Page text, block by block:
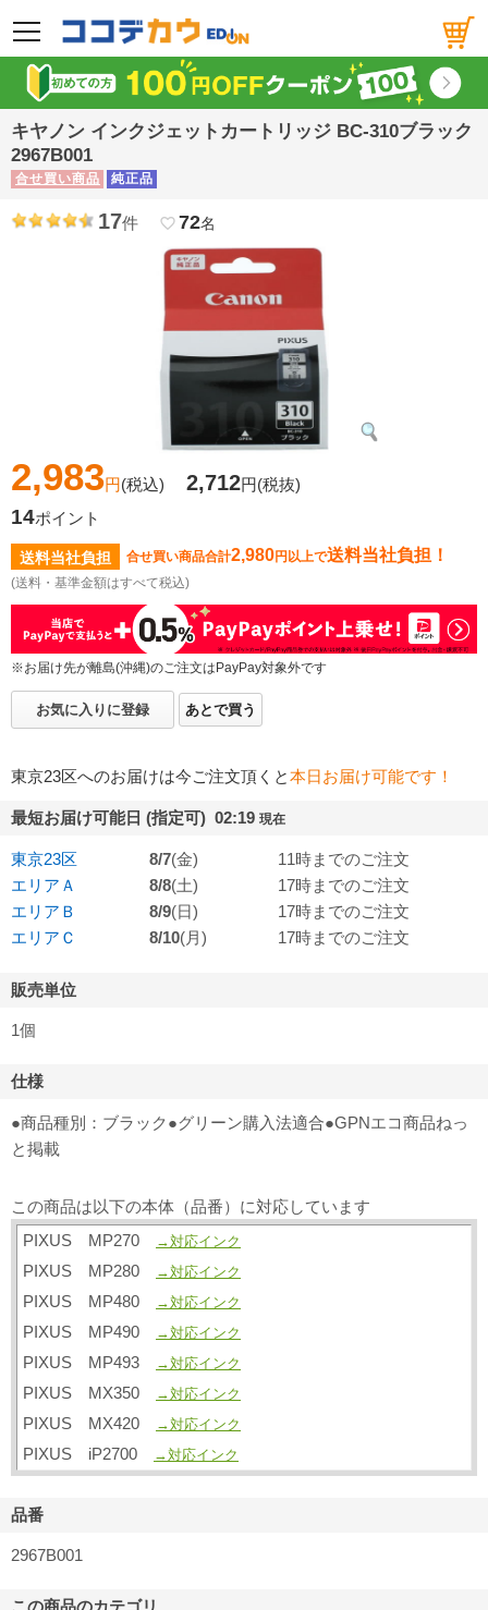
メニュー
キヤノン インクジェットカートリッジ BC-310ブラック
2967B001
合せ買い商品 純正品
17件 favorite_border72名
2,983円(税込) 2,712円(税抜)
14ポイント
送料当社負担 合せ買い商品合計2,980円以上で送料当社負担！
(送料・基準金額はすべて税込)
※お届け先が離島(沖縄)のご注文はPayPay対象外です
お気に入りに登録 あとで買う
東京23区へのお届けは今ご注文頂くと本日お届け可能です！
最短お届け可能日 (指定可) 02:19 現在
東京23区 8/7(金)
11時までのご注文
エリアＡ
8/8(土)
17時までのご注文
エリアＢ
8/9(日)
17時までのご注文
エリアＣ
8/10(月) 17時までのご注文
販売単位
1個
仕様
●商品種別：ブラック●グリーン購入法適合●GPNエコ商品ねっ
と掲載
この商品は以下の本体（品番）に対応しています
PIXUS MP270
→対応インク
PIXUS MP280 →対応インク
PIXUS MP480 →対応インク
PIXUS MP490 →対応インク
PIXUS MP493 →対応インク
PIXUS MX350 →対応インク
PIXUS MX420 →対応インク
PIXUS iP2700 →対応インク
品番
2967B001